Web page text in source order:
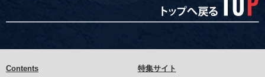
Contents
特集サイト